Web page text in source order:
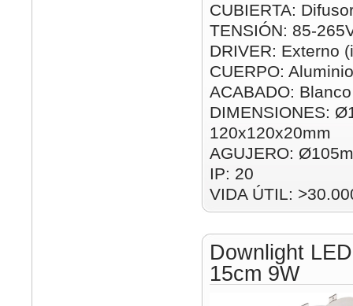
CUBIERTA:
TENSIÓN: 85-
DRIVER: Externo
CUERPO: Aluminio
ACABADO: Blanco
DIMENSIONES:
120x120x20mm
AGUJERO:
IP: 20
VIDA ÚTIL:
Downlight
15cm 9W